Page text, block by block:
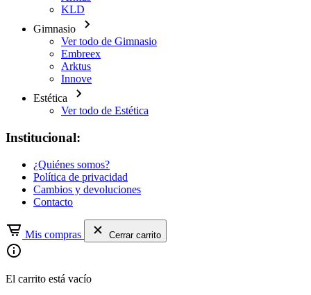
KLD
Gimnasio
Ver todo de Gimnasio
Embreex
Arktus
Innove
Estética
Ver todo de Estética
Institucional:
¿Quiénes somos?
Política de privacidad
Cambios y devoluciones
Contacto
Mis compras Cerrar carrito
El carrito está vacío